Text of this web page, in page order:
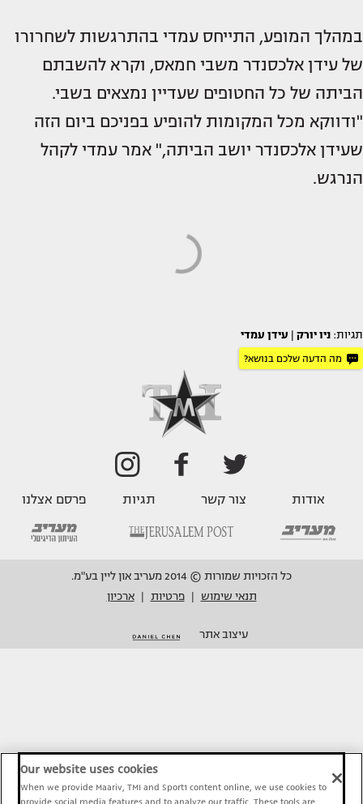
במהלך המופע, התייחס עמדי בהתרגשות לשחרורו
של עידן אלכסנדר משבי חמאס, וקרא להשבתם
הביתה של כל החטופים שעדיין נמצאים בשבי.
"ודווקא מכל המקומות להופיע בפניכם ביום הזה
שעידן אלכסנדר יושב הביתה," אמר עמדי לקהל
הנרגש.
תגיות: ניו יורק עידן עמדי
מה הדעה שלכם בנושא?
אודות צור קשר תגיות פרסם אצלנו
כל הזכויות שמורות © 2014 מעריב און ליין בע"מ.
תנאי שימוש
פרטיות ארכיון
עיצוב אתר
Our website uses cookies
When we provide Maariv, TMI and Sport1 content online, we use cookies to
provide social media features and to analyze our traffic. These tools are